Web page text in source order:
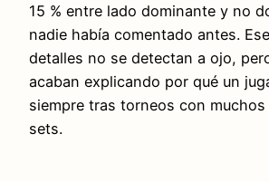
15 % entre lado dominante y no
nadie había comentado antes.
detalles no se detectan a ojo,
acaban explicando por qué un
siempre tras torneos con
sets.